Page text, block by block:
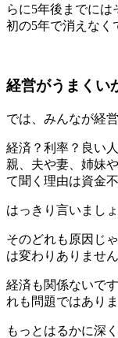
らに5年後までには
初の5年で消えなく
経営がうまくい
では、みんなが経
経済？利率？良い
親、夫や妻、姉妹
て聞く理由は資金不
はっきり言いましょ
そのどれも原因じ
は変わりありません
経済も関係ないで
れも問題ではあり
もっとはるかに深